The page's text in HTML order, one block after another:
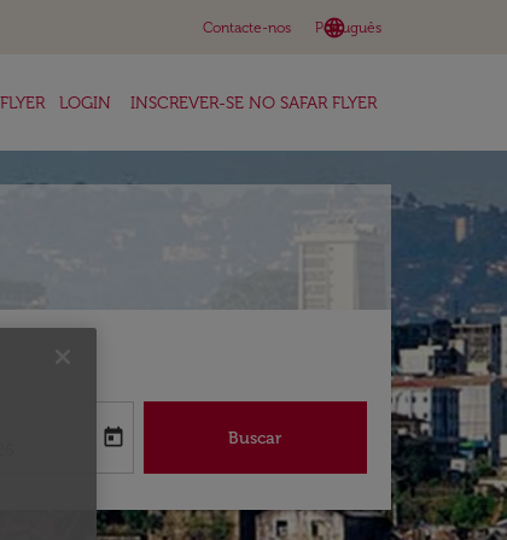
Contacte-nos language
Português
keyboard_arrow_down
LOGIN INSCREVER-SE NO SAFAR FLYER
return-date-aria-label
today Buscar